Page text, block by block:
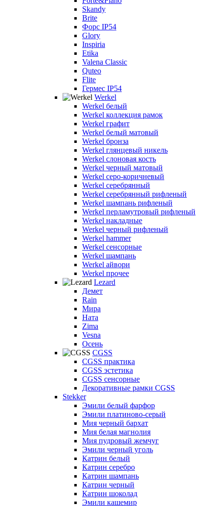
Skandy
Brite
Форс IP54
Glory
Inspiria
Etika
Valena Classic
Quteo
Flite
Гермес IP54
Werkel
Werkel белый
Werkel коллекция рамок
Werkel графит
Werkel белый матовый
Werkel бронза
Werkel глянцевый никель
Werkel слоновая кость
Werkel черный матовый
Werkel серо-коричневый
Werkel серебрянный
Werkel серебрянный рифленый
Werkel шампань рифленый
Werkel перламутровый рифленый
Werkel накладные
Werkel черный рифленый
Werkel hammer
Werkel сенсорные
Werkel шампань
Werkel айвори
Werkel прочее
Lezard
Демет
Rain
Мира
Ната
Zima
Vesna
Осень
CGSS
CGSS практика
CGSS эстетика
CGSS сенсорные
Декоративные рамки CGSS
Stekker
Эмили белый фарфор
Эмили платиново-серый
Мия черный бархат
Мия белая магнолия
Мия пудровый жемчуг
Эмили черный уголь
Катрин белый
Катрин серебро
Катрин шампань
Катрин черный
Катрин шоколад
Эмили кашемир